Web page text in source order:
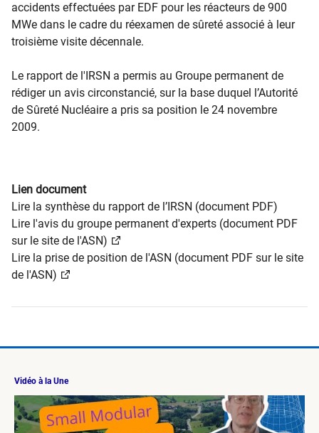
accidents effectuées par EDF pour les réacteurs de 900
MWe dans le cadre du réexamen de sûreté associé à leur
troisième visite décennale.
Le rapport de l'IRSN a permis au Groupe permanent de
rédiger un avis circonstancié, sur la base duquel l’Autorité
de Sûreté Nucléaire a pris sa position le 24 novembre
2009.
Lien document
Lire la synthèse du rapport de l’IRSN (document PDF)
Lire l'avis du groupe permanent d'experts (document PDF
sur le site de l'ASN)
Lire la prise de position de l'ASN (document PDF sur le site
de l'ASN)
Vidéo à la Une